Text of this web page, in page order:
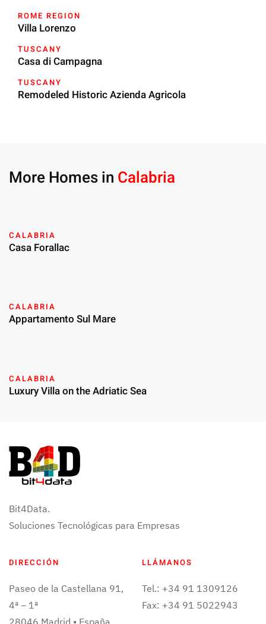
ROME REGION
Villa Lorenzo
TUSCANY
Casa di Campagna
TUSCANY
Remodeled Historic Azienda Agricola
More Homes in Calabria
CALABRIA
Casa Forallac
CALABRIA
Appartamento Sul Mare
CALABRIA
Luxury Villa on the Adriatic Sea
Bit4Data.
Soluciones Tecnológicas para Empresas
DIRECCIÓN
Paseo de la Castellana 91,
4ª – 1ª
LLÁMANOS
Tel.: +34 91 1309126
Fax: +34 91 5022943